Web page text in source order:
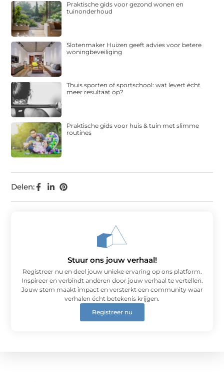
Delen:
Praktische gids voor gezond wonen en
tuinonderhoud
Slotenmaker Huizen geeft advies voor betere
woningbeveiliging
Thuis sporten of sportschool: wat levert écht
meer resultaat op?
Praktische gids voor huis & tuin met slimme
routines
Stuur ons jouw verhaal!
Registreer nu en deel jouw unieke ervaring op ons platform.
Inspireer en verbindt anderen door jouw verhaal te vertellen.
Jouw stem maakt impact en versterkt een community waar
verhalen écht betekenis krijgen.
Registreer nu